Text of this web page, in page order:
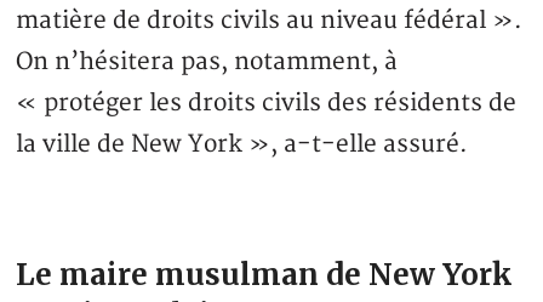
matière de droits civils au niveau fédéral ».
On n’hésitera pas, notamment, à
« protéger les droits civils des résidents de
la ville de New York », a-t-elle assuré.
Le maire musulman de New York